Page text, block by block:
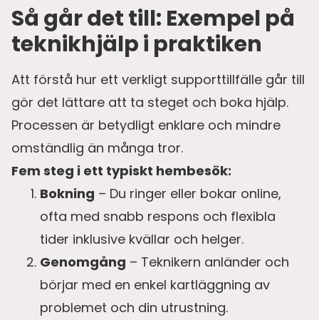
Så går det till: Exempel på
teknikhjälp i praktiken
Att förstå hur ett verkligt supporttillfälle går till
gör det lättare att ta steget och boka hjälp.
Processen är betydligt enklare och mindre
omständlig än många tror.
Fem steg i ett typiskt hembesök:
Bokning – Du ringer eller bokar online,
ofta med snabb respons och flexibla
tider inklusive kvällar och helger.
Genomgång – Teknikern anländer och
börjar med en enkel kartläggning av
problemet och din utrustning.